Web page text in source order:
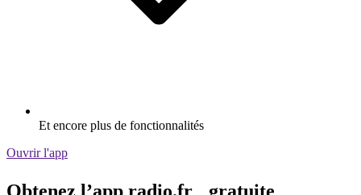
Et encore plus de fonctionnalités
Ouvrir l'app